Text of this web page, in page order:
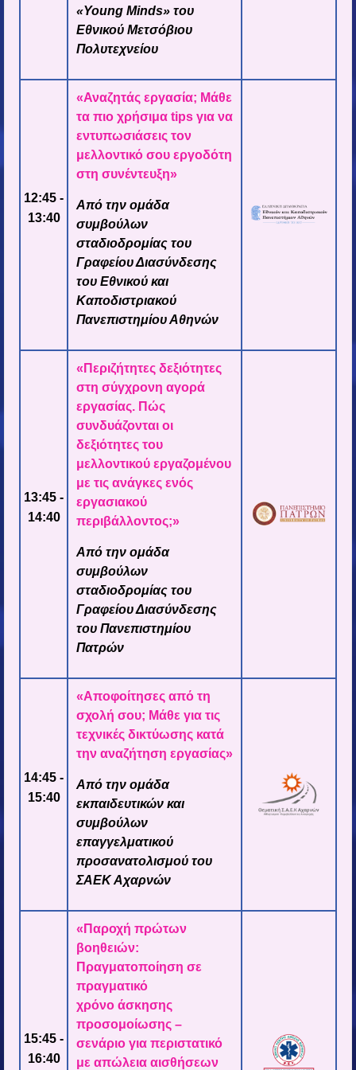
«Young Minds» του
Εθνικού Μετσόβιου
Πολυτεχνείου
12:45 -
13:40
«Αναζητάς εργασία; Μάθε
τα πιο χρήσιμα tips για να
εντυπωσιάσεις τον
μελλοντικό σου εργοδότη
στη συνέντευξη»
Από την ομάδα
συμβούλων
σταδιοδρομίας του
Γραφείου Διασύνδεσης
του Εθνικού και
Καποδιστριακού
Πανεπιστημίου Αθηνών
13:45 -
14:40
«Περιζήτητες δεξιότητες
στη σύγχρονη αγορά
εργασίας. Πώς
συνδυάζονται οι
δεξιότητες του
μελλοντικού εργαζομένου
με τις ανάγκες ενός
εργασιακού
περιβάλλοντος;»
Από την ομάδα
συμβούλων
σταδιοδρομίας του
Γραφείου Διασύνδεσης
του Πανεπιστημίου
Πατρών
14:45 -
15:40
«Αποφοίτησες από τη
σχολή σου; Μάθε για τις
τεχνικές δικτύωσης κατά
την αναζήτηση εργασίας»
Από την ομάδα
εκπαιδευτικών και
συμβούλων
επαγγελματικού
προσανατολισμού του
ΣΑΕΚ Αχαρνών
15:45 -
16:40
«Παροχή πρώτων
βοηθειών:
Πραγματοποίηση σε
πραγματικό
χρόνο άσκησης
προσομοίωσης –
σενάριο για περιστατικό
με απώλεια αισθήσεων